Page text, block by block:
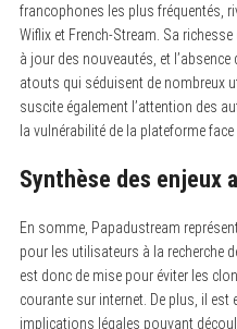
francophones les plus fréquentés,
Wiflix et French-Stream. Sa
à jour des nouveautés, et
atouts qui séduisent de nombreux
suscite également l’attention des
la vulnérabilité de la plateforme
Synthèse des enjeux
En somme, Papadustream
pour les utilisateurs à la recherche
est donc de mise pour éviter les
courante sur internet. De plus, il est
implications légales pouvant